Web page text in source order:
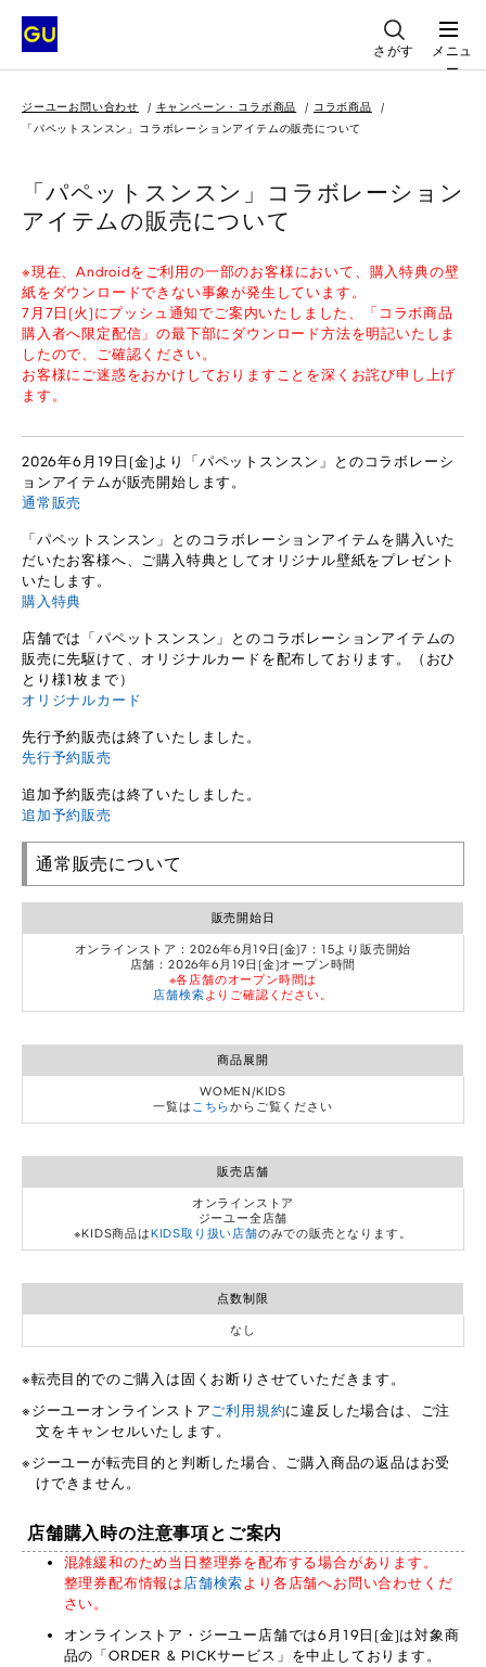
さがす
メニュ
ー
ジーユーお問い合わせ キャンペーン・コラボ商品
コラボ商品
「パペットスンスン」コラボレーションアイテムの販売について
「パペットスンスン」コラボレーション
アイテムの販売について
※現在、Androidをご利用の一部のお客様において、購入特典の壁
紙をダウンロードできない事象が発生しています。
7月7日(火)にプッシュ通知でご案内いたしました、「コラボ商品
購入者へ限定配信」の最下部にダウンロード方法を明記いたしま
したので、ご確認ください。
お客様にご迷惑をおかけしておりますことを深くお詫び申し上げ
ます。
2026年6月19日(金)より「パペットスンスン」とのコラボレーシ
ョンアイテムが販売開始します。
通常販売
「パペットスンスン」とのコラボレーションアイテムを購入いた
だいたお客様へ、ご購入特典としてオリジナル壁紙をプレゼント
いたします。
購入特典
店舗では「パペットスンスン」とのコラボレーションアイテムの
販売に先駆けて、オリジナルカードを配布しております。（おひ
とり様1枚まで）
オリジナルカード
先行予約販売は終了いたしました。
先行予約販売
追加予約販売は終了いたしました。
追加予約販売
通常販売について
販売開始日
オンラインストア：2026年6月19日(金)7：15より販売開始
店舗：2026年6月19日(金)オープン時間
※各店舗のオープン時間は
店舗検索よりご確認ください。
商品展開
WOMEN/KIDS
一覧は こちらからご覧ください
販売店舗
オンラインストア
ジーユー全店舗
※KIDS商品はKIDS取り扱い店舗のみでの販売となります。
点数制限
なし
転売目的でのご購入は固くお断りさせていただきます。
ジーユーオンラインストアご利用規約に違反した場合は、ご注
文をキャンセルいたします。
ジーユーが転売目的と判断した場合、ご購入商品の返品はお受
けできません。
店舗購入時の注意事項とご案内
混雑緩和のため当日整理券を配布する場合があります。
整理券配布情報は 店舗検索より各店舗へお問い合わせくだ
さい。
オンラインストア・ジーユー店舗では6月19日(金)は対象商
品の「ORDER & PICKサービス」を中止しております。